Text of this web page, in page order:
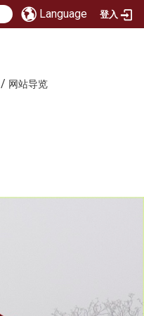
Language 登入
/ 网站导览